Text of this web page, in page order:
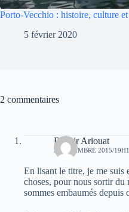
Porto-Vecchio : histoire, culture
5 février 2020
2 commentaires
Bachir Ariouat
3 NOVEMBRE 2015/
En lisant le titre, je me
choses, pour nous sortir du
sommes embaumés depuis